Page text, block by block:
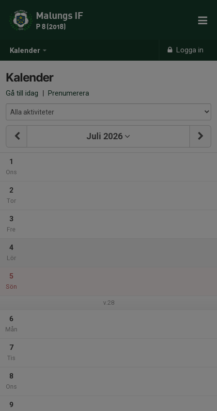
Kalender Logga in
Malungs IF
P 8 (2018)
Kalender
Gå till idag | Prenumerera
Juli 2026
1
Ons
2
Tor
3
Fre
4
Lör
5
Sön
v.28
6
Mån
7
Tis
8
Ons
9